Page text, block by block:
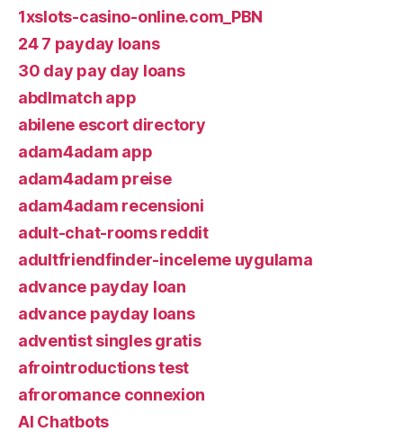
1xslots-casino-online.com_PBN
24 7 payday loans
30 day pay day loans
abdlmatch app
abilene escort directory
adam4adam app
adam4adam preise
adam4adam recensioni
adult-chat-rooms reddit
adultfriendfinder-inceleme uygulama
advance payday loan
advance payday loans
adventist singles gratis
afrointroductions test
afroromance connexion
AI Chatbots